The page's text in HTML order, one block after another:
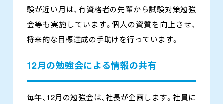
験が近い月は、有資格者の先輩から試験対策勉強
会等も実施しています。個人の資質を向上させ、
将来的な目標達成の手助けを行っています。
12月の勉強会による情報の共有
毎年、12月の勉強会は、社長が企画します。社員に